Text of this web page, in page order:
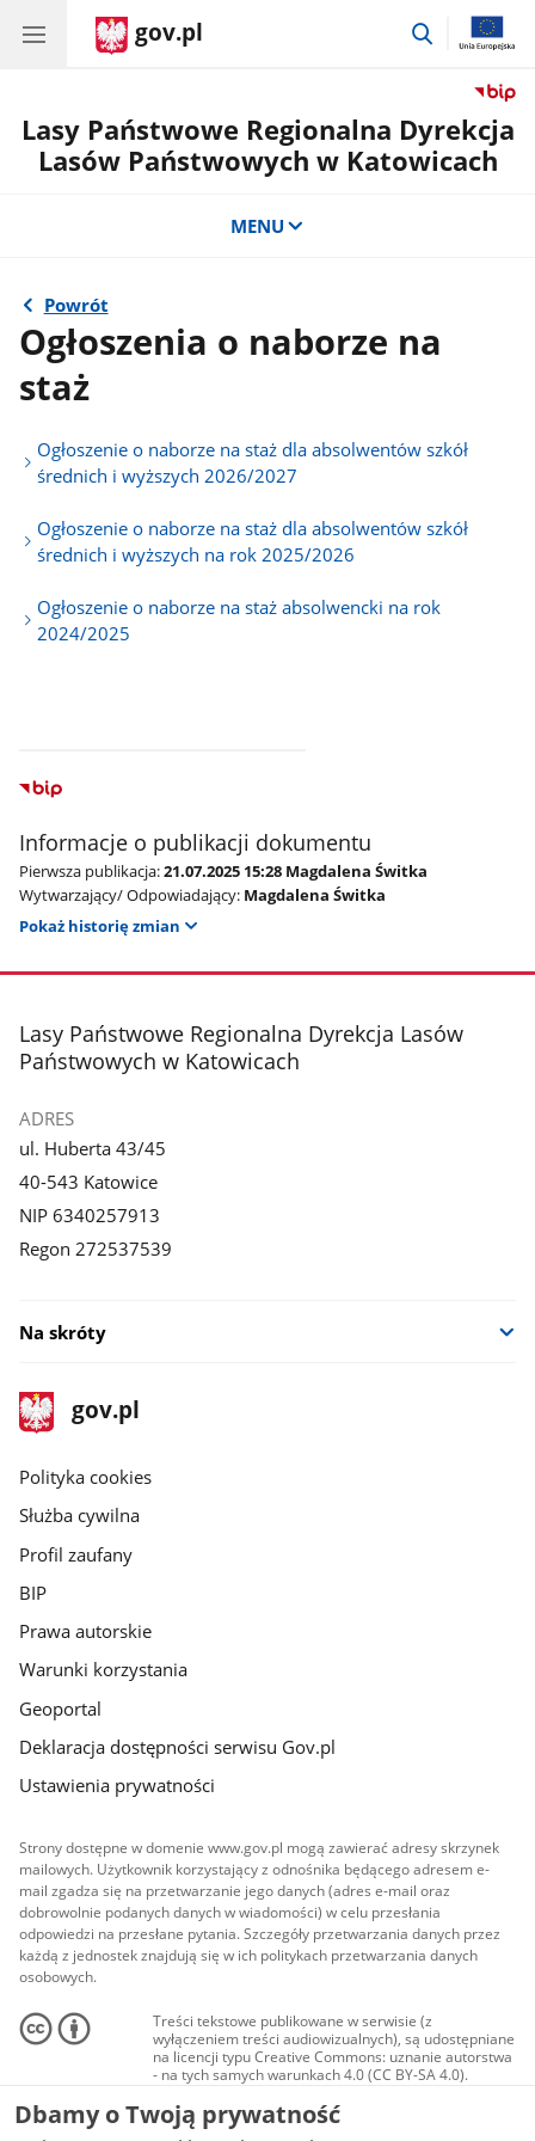
gov.pl
przejdź
Lasy Państwowe Regionalna Dyrekcja
Lasów Państwowych w Katowicach
MENU
Powrót
Ogłoszenia o naborze na
staż
Ogłoszenie o naborze na staż dla absolwentów szkół
średnich i wyższych 2026/2027
Ogłoszenie o naborze na staż dla absolwentów szkół
średnich i wyższych na rok 2025/2026
Ogłoszenie o naborze na staż absolwencki na rok
2024/2025
Informacje o publikacji dokumentu
Pierwsza publikacja:21.07.2025 15:28 Magdalena Świtka
Wytwarzający/ Odpowiadający: Magdalena Świtka
Pokaż historię zmian
stopka
Lasy Państwowe Regionalna Dyrekcja Lasów
Państwowych w Katowicach
ADRES
ul. Huberta 43/45
40-543 Katowice
NIP 6340257913
Regon 272537539
Na skróty
stopka
gov.pl
Strona
gov.pl
gov.pl
Polityka cookies
Służba cywilna
Profil zaufany
BIP
Prawa autorskie
Warunki korzystania
Geoportal
Deklaracja dostępności serwisu Gov.pl
Ustawienia prywatności
Strony dostępne w domenie www.gov.pl mogą zawierać adresy skrzynek
mailowych. Użytkownik korzystający z odnośnika będącego adresem e-
mail zgadza się na przetwarzanie jego danych (adres e-mail oraz
dobrowolnie podanych danych w wiadomości) w celu przesłania
odpowiedzi na przesłane pytania. Szczegóły przetwarzania danych przez
każdą z jednostek znajdują się w ich politykach przetwarzania danych
osobowych.
Treści tekstowe publikowane w serwisie (z
wyłączeniem treści audiowizualnych), są udostępniane
na licencji typu Creative Commons: uznanie autorstwa
- na tych samych warunkach 4.0 (CC BY-SA 4.0).
Materiały audiowizualne, w tym zdjęcia, materiały
audio i wideo, są udostępniane na licencji typu
Creative Commons: uznanie autorstwa użycie
Dbamy o Twoją prywatność